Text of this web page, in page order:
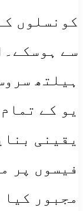
کونسلوں
سے
ہیلتھ
یو کے
یقینی
فیسوں پر
مجبور